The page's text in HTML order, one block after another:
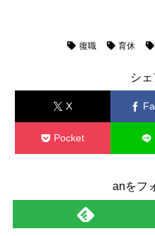
復職 育休
シ
X
Pocket
anをフ